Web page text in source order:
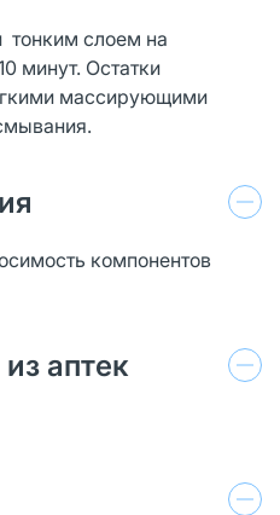
тонким слоем на
минут. Остатки
массирующими
компонентов
аптек